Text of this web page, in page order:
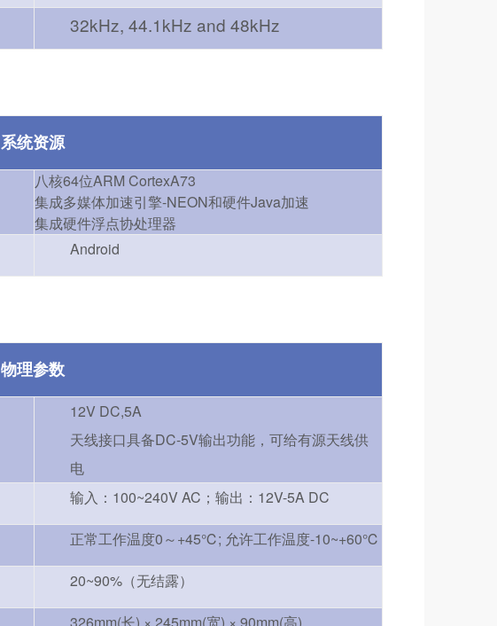
32kHz, 44.1kHz and 48kHz
系统资源
八核64位ARM CortexA73
集成多媒体加速引擎-NEON和硬件Java加速
集成硬件浮点协处理器
Android
物理参数
12V DC,5A
天线接口具备DC-5V输出功能，可给有源天线供
电
输入：100~240V AC；输出：12V-5A DC
正常工作温度0～+45℃; 允许工作温度-10~+60℃
20~90%（无结露）